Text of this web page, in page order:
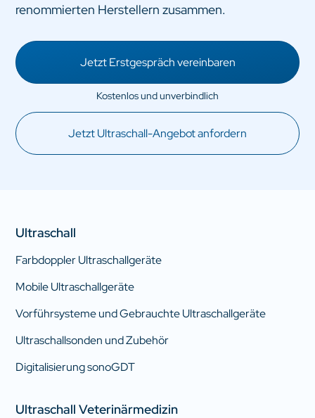
renommierten Herstellern zusammen.
Jetzt Erstgespräch vereinbaren
Jetzt Ultraschall-Angebot anfordern
Ultraschall
Farbdoppler Ultraschallgeräte
Mobile Ultraschallgeräte
Vorführsysteme und Gebrauchte Ultraschallgeräte
Ultraschallsonden und Zubehör
Digitalisierung sonoGDT
Ultraschall Veterinärmedizin